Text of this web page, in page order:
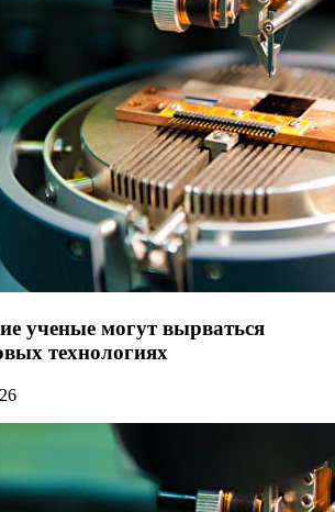
ученые могут вырваться
технологиях